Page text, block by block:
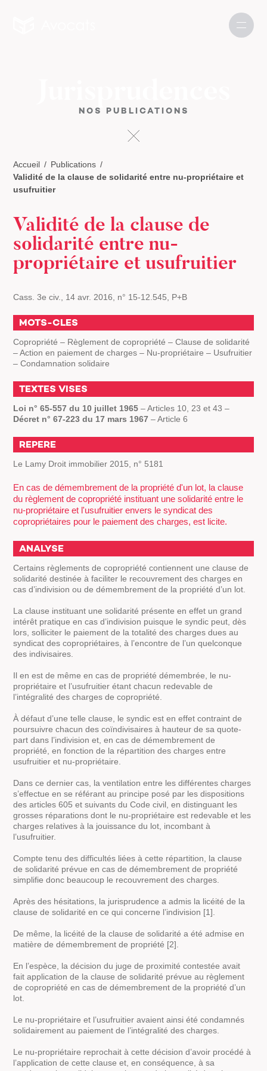
NOS PUBLICATIONS
Accueil
Publications
Validité de la clause de solidarité entre nu-propriétaire et
usufruitier
Validité de la clause de
solidarité entre nu-
propriétaire et usufruitier
Cass. 3e civ., 14 avr. 2016, n° 15-12.545, P+B
MOTS-CLES
Copropriété – Règlement de copropriété – Clause de solidarité
– Action en paiement de charges – Nu-propriétaire – Usufruitier
– Condamnation solidaire
TEXTES VISES
Loi n° 65-557 du 10 juillet 1965 – Articles 10, 23 et 43 –
Décret n° 67-223 du 17 mars 1967 – Article 6
REPERE
Le Lamy Droit immobilier 2015, n° 5181
En cas de démembrement de la propriété d'un lot, la clause
du règlement de copropriété instituant une solidarité entre le
nu-propriétaire et l'usufruitier envers le syndicat des
copropriétaires pour le paiement des charges, est licite.
ANALYSE
Certains règlements de copropriété contiennent une clause de
solidarité destinée à faciliter le recouvrement des charges en
cas d’indivision ou de démembrement de la propriété d’un lot.
La clause instituant une solidarité présente en effet un grand
intérêt pratique en cas d’indivision puisque le syndic peut, dès
lors, solliciter le paiement de la totalité des charges dues au
syndicat des copropriétaires, à l’encontre de l’un quelconque
des indivisaires.
Il en est de même en cas de propriété démembrée, le nu-
propriétaire et l’usufruitier étant chacun redevable de
l’intégralité des charges de copropriété.
À défaut d’une telle clause, le syndic est en effet contraint de
poursuivre chacun des coïndivisaires à hauteur de sa quote-
part dans l’indivision et, en cas de démembrement de
propriété, en fonction de la répartition des charges entre
usufruitier et nu-propriétaire.
Dans ce dernier cas, la ventilation entre les différentes charges
s’effectue en se référant au principe posé par les dispositions
des articles 605 et suivants du Code civil, en distinguant les
grosses réparations dont le nu-propriétaire est redevable et les
charges relatives à la jouissance du lot, incombant à
l’usufruitier.
Compte tenu des difficultés liées à cette répartition, la clause
de solidarité prévue en cas de démembrement de propriété
simplifie donc beaucoup le recouvrement des charges.
Après des hésitations, la jurisprudence a admis la licéité de la
clause de solidarité en ce qui concerne l’indivision [1].
De même, la licéité de la clause de solidarité a été admise en
matière de démembrement de propriété [2].
En l’espèce, la décision du juge de proximité contestée avait
fait application de la clause de solidarité prévue au règlement
de copropriété en cas de démembrement de la propriété d’un
lot.
Le nu-propriétaire et l’usufruitier avaient ainsi été condamnés
solidairement au paiement de l’intégralité des charges.
Le nu-propriétaire reprochait à cette décision d’avoir procédé à
l’application de cette clause et, en conséquence, à sa